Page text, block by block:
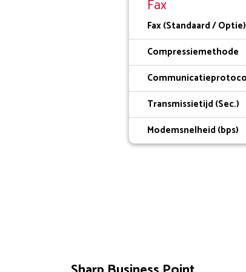
Fax
Fax (Standaard / Optie)
Compressiemethode
Transmissietijd (Sec.)
Modemsnelheid (bps)